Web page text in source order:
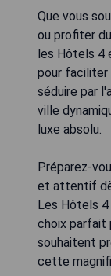
Que vous
ou profiter
les Hôtels 4
pour faciliter
séduire par
ville
luxe absolu.
Préparez-
et attentif
Les Hôtels
choix parfait
souhaitent
cette